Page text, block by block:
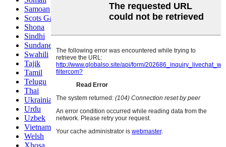
Samoan
Scots Gaelic
Shona
Sindhi
Sundanese
Swahili
Tajik
Tamil
Telugu
Thai
Ukrainian
Urdu
Uzbek
Vietnamese
Welsh
Xhosa